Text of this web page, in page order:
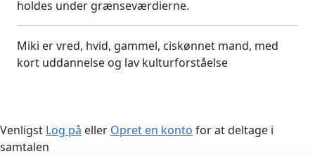
holdes under grænseværdierne.
Miki er vred, hvid, gammel, ciskønnet mand, med
kort uddannelse og lav kulturforståelse
Venligst Log på eller Opret en konto for at deltage i
samtalen